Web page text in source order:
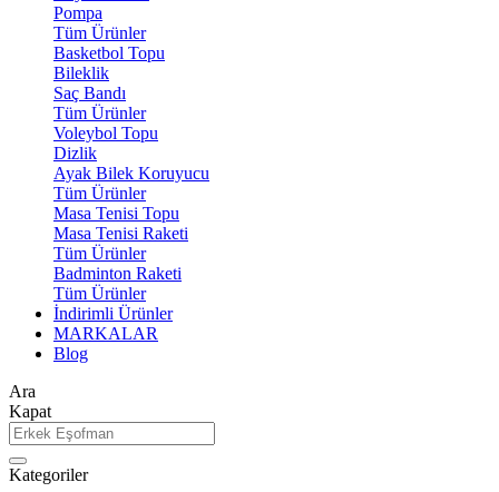
Pompa
Tüm Ürünler
Basketbol Topu
Bileklik
Saç Bandı
Tüm Ürünler
Voleybol Topu
Dizlik
Ayak Bilek Koruyucu
Tüm Ürünler
Masa Tenisi Topu
Masa Tenisi Raketi
Tüm Ürünler
Badminton Raketi
Tüm Ürünler
İndirimli Ürünler
MARKALAR
Blog
Ara
Kapat
Kategoriler